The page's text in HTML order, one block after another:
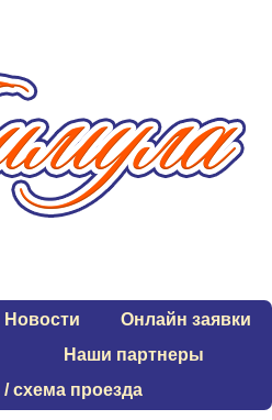
Новости
Онлайн заявки
Наши партнеры
/ схема проезда